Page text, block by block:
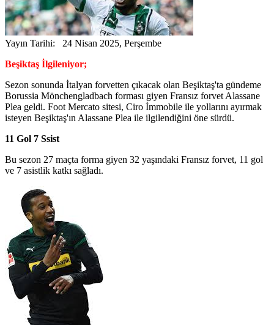
Yayın Tarihi: 24 Nisan 2025, Perşembe
Beşiktaş İlgileniyor;
Sezon sonunda İtalyan forvetten çıkacak olan Beşiktaş'ta gündeme
Borussia Mönchengladbach forması giyen Fransız forvet Alassane
Plea geldi. Foot Mercato sitesi, Ciro İmmobile ile yollarını ayırmak
isteyen Beşiktaş'ın Alassane Plea ile ilgilendiğini öne sürdü.
11 Gol 7 Ssist
Bu sezon 27 maçta forma giyen 32 yaşındaki Fransız forvet, 11 gol
ve 7 asistlik katkı sağladı.